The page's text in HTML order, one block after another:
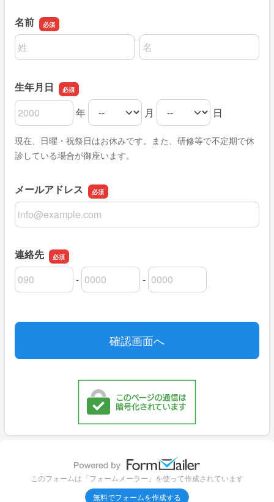
名前
名前の姓
名前の名
生年月日
生年月日の年 年
生年月日の月 月
生年月日の日 日
現在、日曜・祝祭日はお休みです。また、研修等で不定期で休
診している場合が御座います。
メールアドレス
メールアドレス
連絡先
連絡先の市外局番
-
連絡先の市内局番 -
連絡先の加入者番号
このフォームは「フォームメーラー」を使って作成されています
無料でフォームを作成する